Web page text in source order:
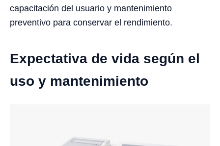
capacitación del usuario y mantenimiento
preventivo para conservar el rendimiento.
Expectativa de vida según el
uso y mantenimiento